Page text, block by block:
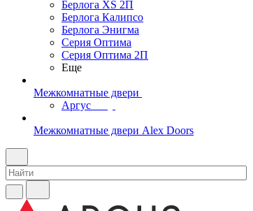
Берлога XS 2П
Берлога Калипсо
Берлога Энигма
Серия Оптима
Серия Оптима 2П
Еще
Межкомнатные двери
Аргус
Межкомнатные двери Alex Doors